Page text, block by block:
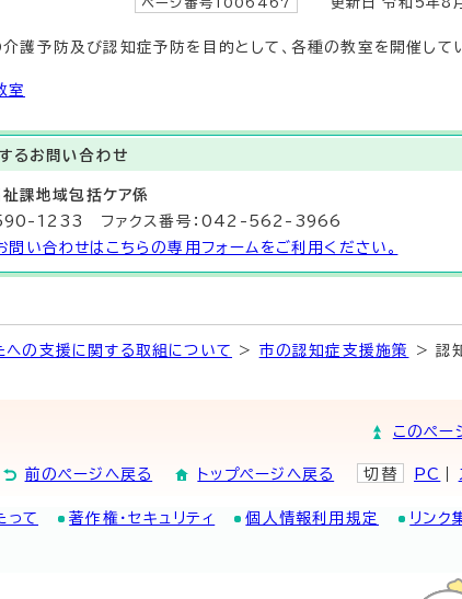
予防及び認知症予防を目的として、各種の教室を開催してい
室
る お問い合わせ
課地域包括ケア係
1233 ファクス番号：042-562-3966
問い合わせはこちらの専用フォームをご利用ください。
への支援に関する取組について > 市の認知症支援施策
> 認
このペー
前のページへ戻る トップページへ戻る 切替 PC
って 著作権・セキュリティ 個人情報利用規定 リンク